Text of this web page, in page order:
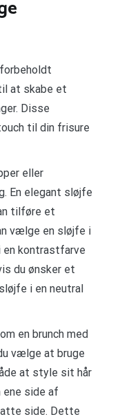
at skabe et
Disse
til din frisure
eller
En elegant sløjfe
tilføre et
vælge en sløjfe i
en kontrastfarve
du ønsker et
i en neutral
en brunch med
vælge at bruge
at style sit hår
ene side af
side. Dette